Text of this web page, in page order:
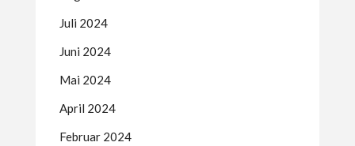
Juli 2024
Juni 2024
Mai 2024
April 2024
Februar 2024